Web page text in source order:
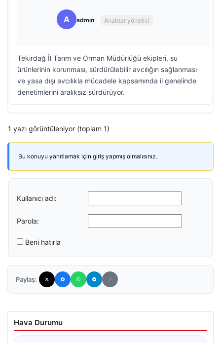
A admin Anahtar yönetici
Tekirdağ İl Tarım ve Orman Müdürlüğü ekipleri, su
ürünlerinin korunması, sürdürülebilir avcılığın sağlanması
ve yasa dışı avcılıkla mücadele kapsamında il genelinde
denetimlerini aralıksız sürdürüyor.
1 yazı görüntüleniyor (toplam 1)
Bu konuyu yanıtlamak için giriş yapmış olmalısınız.
Kullanıcı adı:
Parola:
Beni hatırla
Paylaş:
Hava Durumu